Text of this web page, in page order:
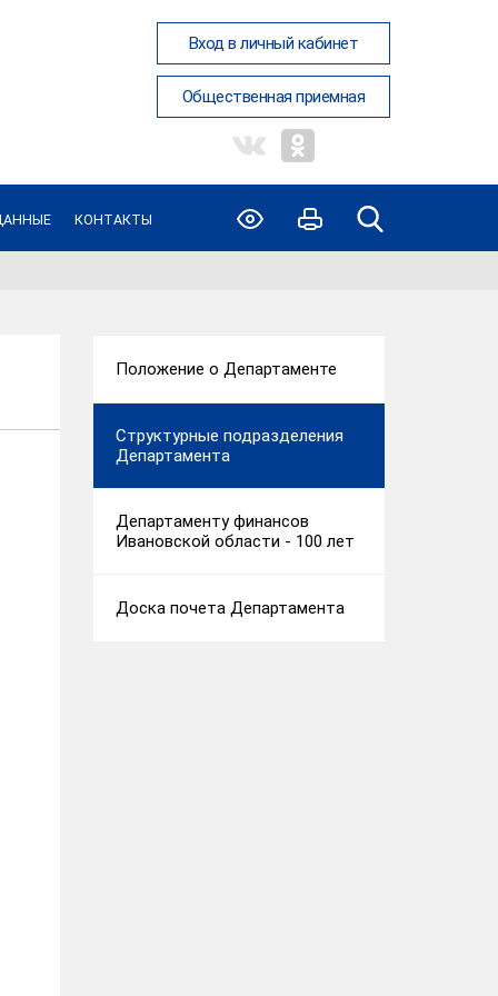
Вход в личный кабинет
Общественная приемная
КОНТАКТЫ
Положение о Департаменте
Структурные подразделения
Департамента
Департаменту финансов
Ивановской области - 100 лет
Доска почета Департамента